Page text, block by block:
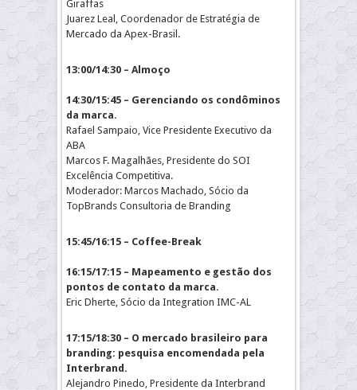
Giraffas
Juarez Leal, Coordenador de Estratégia de
Mercado da Apex-Brasil.
13:00/14:30 – Almoço
14:30/15:45 – Gerenciando os condôminos
da marca.
Rafael Sampaio, Vice Presidente Executivo da
ABA
Marcos F. Magalhães, Presidente do SOI
Excelência Competitiva.
Moderador: Marcos Machado, Sócio da
TopBrands Consultoria de Branding
15:45/16:15 – Coffee-Break
16:15/17:15 – Mapeamento e gestão dos
pontos de contato da marca.
Eric Dherte, Sócio da Integration IMC-AL
17:15/18:30 – O mercado brasileiro para
branding: pesquisa encomendada pela
Interbrand.
Alejandro Pinedo, Presidente da Interbrand